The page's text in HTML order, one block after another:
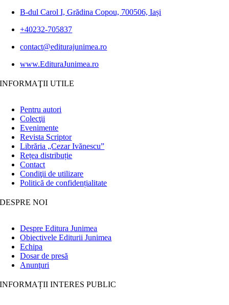
B-dul Carol I, Grădina Copou, 700506, Iași
+40232-705837
contact@editurajunimea.ro
www.EdituraJunimea.ro
INFORMAŢII UTILE
Pentru autori
Colecţii
Evenimente
Revista Scriptor
Librăria „Cezar Ivănescu”
Rețea distribuție
Contact
Condiţii de utilizare
Politică de confidențialitate
DESPRE NOI
Despre Editura Junimea
Obiectivele Editurii Junimea
Echipa
Dosar de presă
Anunţuri
INFORMAȚII INTERES PUBLIC